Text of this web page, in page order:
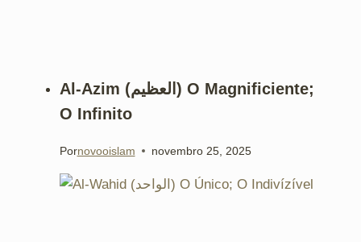
Al-Azim (العظيم) O Magnificiente;
O Infinito
Pornovooislam novembro 25, 2025